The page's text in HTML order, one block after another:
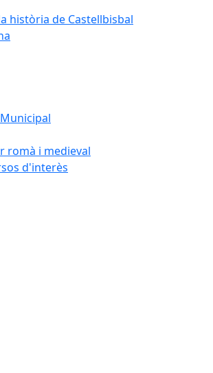
història de Castellbisbal
romà i medieval
d'interès